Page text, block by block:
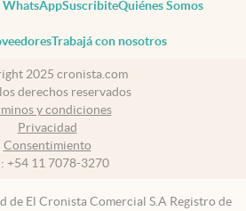
WhatsAppSuscribiteQuiénes Somos
Trabajá con nosotros
2025 cronista.com
derechos reservados
y condiciones
Privacidad
Consentimiento
+54 11 7078-3270
de El Cronista Comercial S.A Registro de